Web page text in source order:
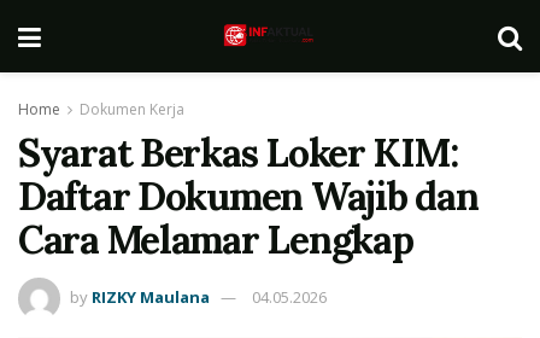
Home Dokumen Kerja
Syarat Berkas Loker KIM:
Daftar Dokumen Wajib dan
Cara Melamar Lengkap
by RIZKY Maulana 04.05.2026